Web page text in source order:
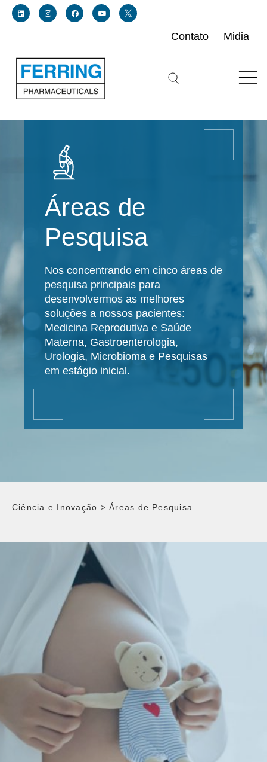
Link for twitter profile for ferring usa
Link for facebook profile for ferring usa
Link for linkedin profile for ferring usa
Link for instagram profile for ferring usa
Contato Midia
Search icon button
Ciência e Inovação > Áreas de Pesquisa
Áreas de
Pesquisa
Nos concentrando em cinco áreas de
pesquisa principais para
desenvolvermos as melhores
soluções a nossos pacientes:
Medicina Reprodutiva e Saúde
Materna, Gastroenterologia,
Urologia, Microbioma e Pesquisas
em estágio inicial.